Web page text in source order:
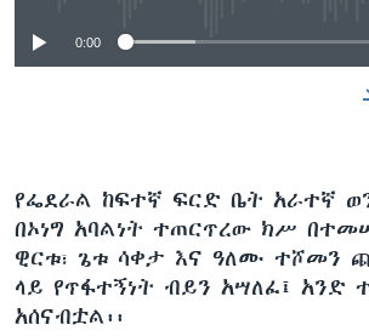
0:00
የፌደራል ከፍተኛ ፍርድ ቤት አራተኛ
በኦነግ አባልነት ተጠርጥረው ክሥ
ዊርቱ፣ ጌቱ ሳቀታ እና ዓለሙ ተሾመን
ላይ የጥፋተኝነት ብይን አሣለፈ፤ አንድ
አሰናብቷል፡፡